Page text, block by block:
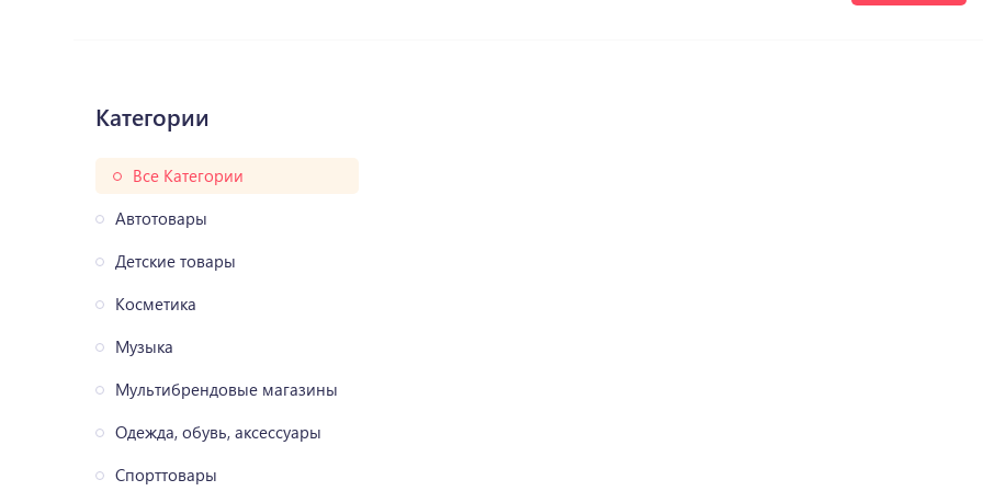
Категории
Все Категории
Автотовары
Детские товары
Косметика
Музыка
Мультибрендовые магазины
Одежда, обувь, аксессуары
Спорттовары